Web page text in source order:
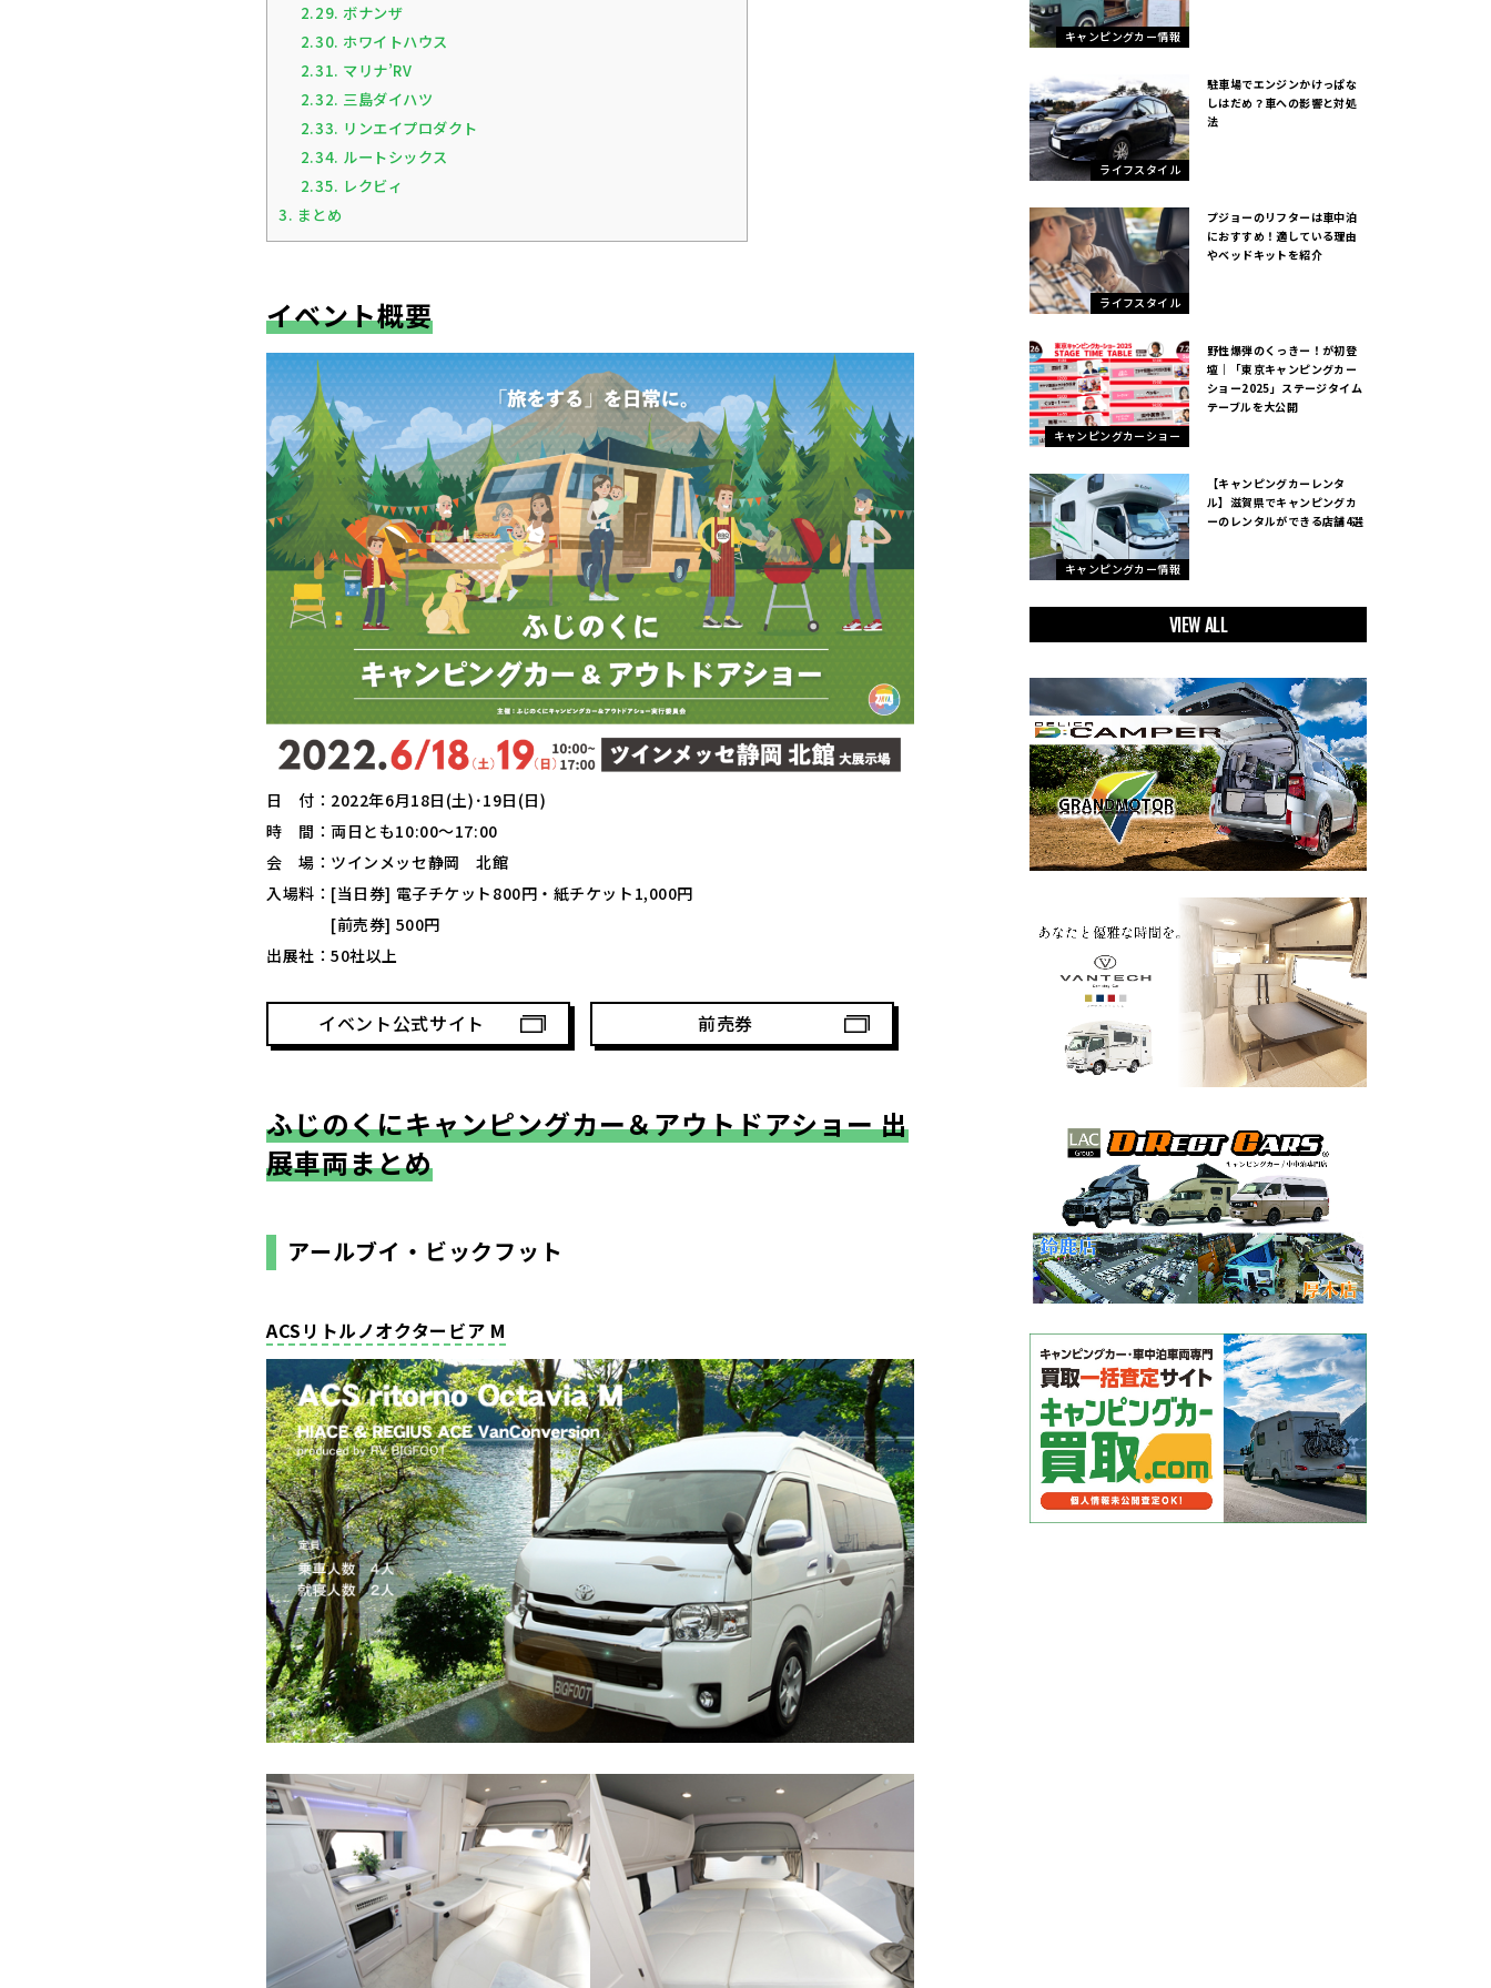
2.29. ボナンザ
2.30. ホワイトハウス
2.31. マリナ’RV
2.32. 三島ダイハツ
2.33. リンエイプロダクト
2.34. ルートシックス
2.35. レクビィ
3. まとめ
イベント概要
日 付：2022年6月18日(土)･19日(日)
時 間：両日とも10:00～17:00
会 場：ツインメッセ静岡 北館
入場料：[当日券] 電子チケット800円・紙チケット1,000円
[前売券] 500円
出展社：50社以上
イベント公式サイト 前売券
ふじのくにキャンピングカー＆アウトドアショー 出
展車両まとめ
アールブイ・ビックフット
ACSリトルノオクタービア M
キャンピングカー情報
ライフスタイル
駐車場でエンジンかけっぱな
しはだめ？車への影響と対処
法
ライフスタイル
プジョーのリフターは車中泊
におすすめ！適している理由
やベッドキットを紹介
キャンピングカーショー
野性爆弾のくっきー！が初登
壇｜「東京キャンピングカー
ショー2025」ステージタイム
テーブルを大公開
キャンピングカー情報
【キャンピングカーレンタ
ル】滋賀県でキャンピングカ
ーのレンタルができる店舗4選
VIEW ALL